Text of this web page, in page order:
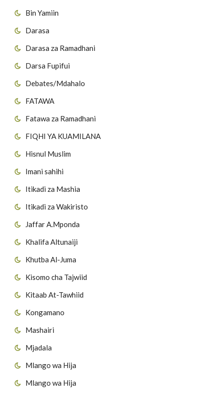
Bin Yamiin
Darasa
Darasa za Ramadhani
Darsa Fupifui
Debates/Mdahalo
FATAWA
Fatawa za Ramadhani
FIQHI YA KUAMILANA
Hisnul Muslim
Imani sahihi
Itikadi za Mashia
Itikadi za Wakiristo
Jaffar A.Mponda
Khalifa Altunaiji
Khutba Al-Juma
Kisomo cha Tajwiid
Kitaab At-Tawhiid
Kongamano
Mashairi
Mjadala
Mlango wa Hija
Mlango wa Hija